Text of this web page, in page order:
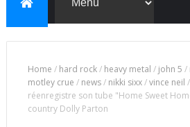
Home / hard rock/ heavy metal / john 5 /
motley crue / news/ nikki sixx/vince neil /
réenregistre son tube "Home Sweet
country Dolly Parton